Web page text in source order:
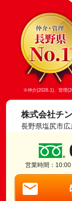
※仲介(2026.1)、管理
株式会社チ
長野県塩尻市
営業時間：